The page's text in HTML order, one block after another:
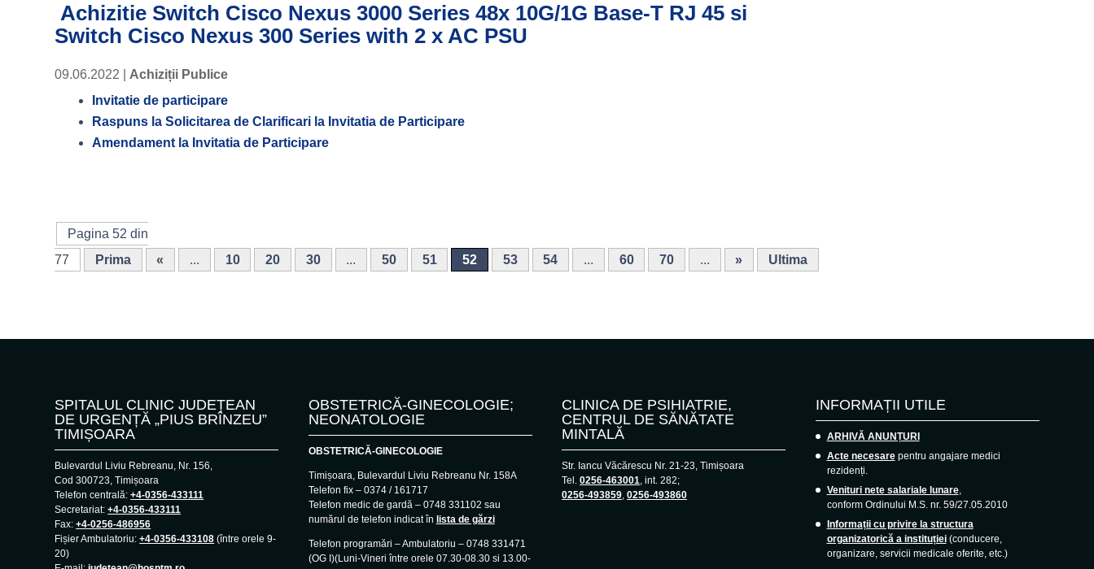
Achizitie Switch Cisco Nexus 3000 Series 48x 10G/1G Base-T RJ 45 si
Switch Cisco Nexus 300 Series with 2 x AC PSU
09.06.2022
Achiziții Publice
Invitatie de participare
Raspuns la Solicitarea de Clarificari la Invitatia de Participare
Amendament la Invitatia de Participare
Pagina 52 din
77
Prima « ... 10 20 30 ... 50 51 52 53 54 ... 60 70 ... » Ultima
SPITALUL CLINIC JUDEȚEAN
DE URGENȚĂ „PIUS BRÎNZEU”
TIMIȘOARA
Bulevardul Liviu Rebreanu, Nr. 156,
Cod 300723, Timișoara
Telefon centrală:+4-0356-433111
Secretariat:+4-0356-433111
Fax:+4-0256-486956
Fișier Ambulatoriu:+4-0356-433108 (între orele 9-
20)
OBSTETRICĂ-GINECOLOGIE;
NEONATOLOGIE
OBSTETRICĂ-GINECOLOGIE
Timișoara, Bulevardul Liviu Rebreanu Nr. 158A
Telefon fix – 0374 / 161717
Telefon medic de gardă – 0748 331102 sau
numărul de telefon indicat în lista de gărzi
Telefon programări – Ambulatoriu – 0748 331471
(OG I)(Luni-Vineri între orele 07.30-08.30 si 13.00-
CLINICA DE PSIHIATRIE,
CENTRUL DE SĂNĂTATE
MINTALĂ
Str. Iancu Văcărescu Nr. 21-23, Timișoara
Tel.0256-463001, int. 282;
0256-493859,0256-493860
INFORMAȚII UTILE
ARHIVĂ ANUNȚURI
Acte necesarepentru angajare medici
rezidenți.
Venituri nete salariale lunare,
conform Ordinului M.S. nr. 59/27.05.2010
Informații cu privire la structura
organizatorică a instituției(conducere,
organizare, servicii medicale oferite, etc.)